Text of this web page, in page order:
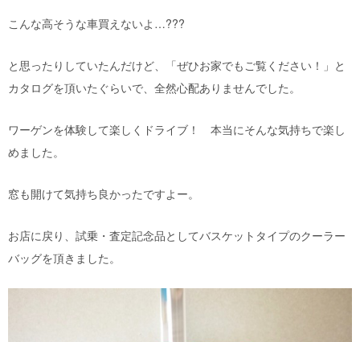
こんな高そうな車買えないよ…???
と思ったりしていたんだけど、「ぜひお家でもご覧ください！」と
カタログを頂いたぐらいで、全然心配ありませんでした。
ワーゲンを体験して楽しくドライブ！ 本当にそんな気持ちで楽し
めました。
窓も開けて気持ち良かったですよー。
お店に戻り、試乗・査定記念品としてバスケットタイプのクーラー
バッグを頂きました。